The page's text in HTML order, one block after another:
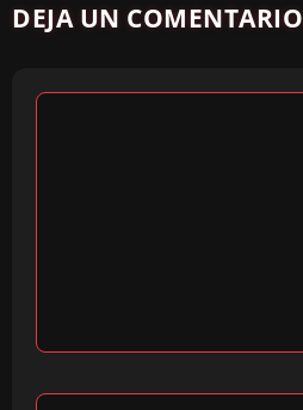
DEJA UN COMENTARIO